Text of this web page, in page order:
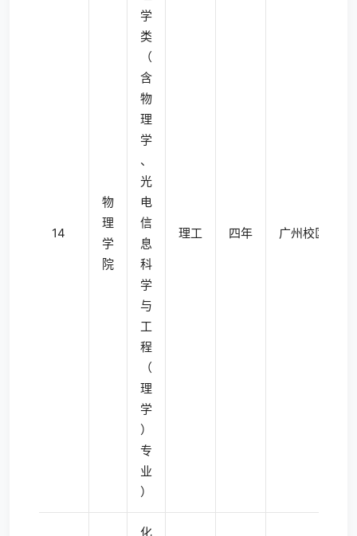
14
物
理
学
院
学
类
（
含
物
理
学
、
光
电
信
息
科
学
与
工
程
（
理
学
）
专
业
）
理工 四年 广州校区南校
化